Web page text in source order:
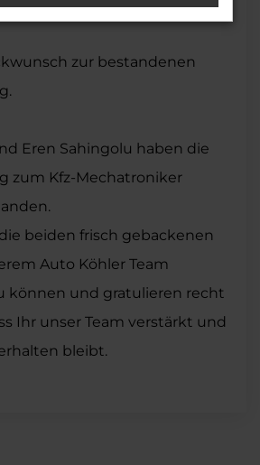
zur bestandenen
Eren Sahingolu haben die
zum Kfz-Mechatroniker
beiden frisch gebackenen
Auto Köhler Team
können und gratulieren recht
Ihr unser Team verstärkt und
bleibt.